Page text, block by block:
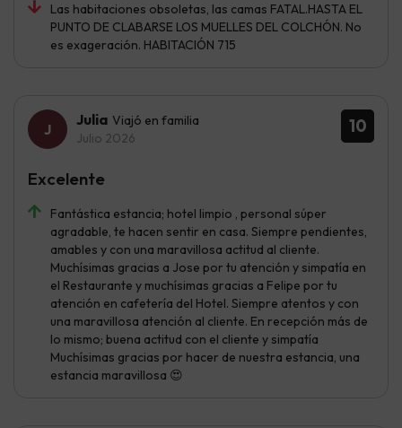
Las habitaciones obsoletas, las camas FATAL.HASTA EL
PUNTO DE CLABARSE LOS MUELLES DEL COLCHÓN. No
es exageración. HABITACIÓN 715
10
Julia Viajó en familia
Julio 2026
Fantástica estancia; hotel limpio , personal súper
agradable, te hacen sentir en casa. Siempre pendientes,
amables y con una maravillosa actitud al cliente.
Muchísimas gracias a Jose por tu atención y simpatía en
el Restaurante y muchísimas gracias a Felipe por tu
atención en cafetería del Hotel. Siempre atentos y con
una maravillosa atención al cliente. En recepción más de
lo mismo; buena actitud con el cliente y simpatía
Muchísimas gracias por hacer de nuestra estancia, una
estancia maravillosa 😍
Excelente